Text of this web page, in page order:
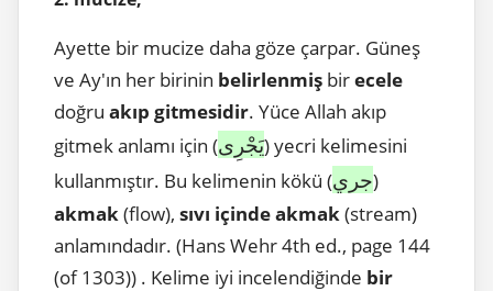
Ayette bir mucize daha göze çarpar. Güneş
ve Ay'ın her birinin belirlenmiş birecele
doğru akıp gitmesidir. Yüce Allah akıp
gitmek anlamı için (يَجْرِى) yecri kelimesini
kullanmıştır. Bu kelimenin kökü (جري)
akmak (flow), sıvı içinde akmak (stream)
anlamındadır. (Hans Wehr 4th ed., page 144
(of 1303)) . Kelime iyi incelendiğinde bir